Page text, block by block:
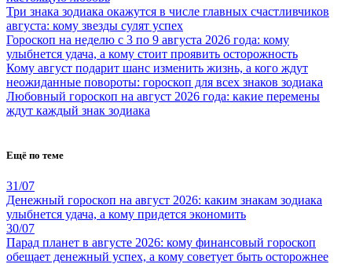
Три знака зодиака окажутся в числе главных счастливчиков
августа: кому звезды сулят успех
Гороскоп на неделю с 3 по 9 августа 2026 года: кому
улыбнется удача, а кому стоит проявить осторожность
Кому август подарит шанс изменить жизнь, а кого ждут
неожиданные повороты: гороскоп для всех знаков зодиака
Любовный гороскоп на август 2026 года: какие перемены
ждут каждый знак зодиака
Ещё по теме
31/07
Денежный гороскоп на август 2026: каким знакам зодиака
улыбнется удача, а кому придется экономить
30/07
Парад планет в августе 2026: кому финансовый гороскоп
обещает денежный успех, а кому советует быть осторожнее